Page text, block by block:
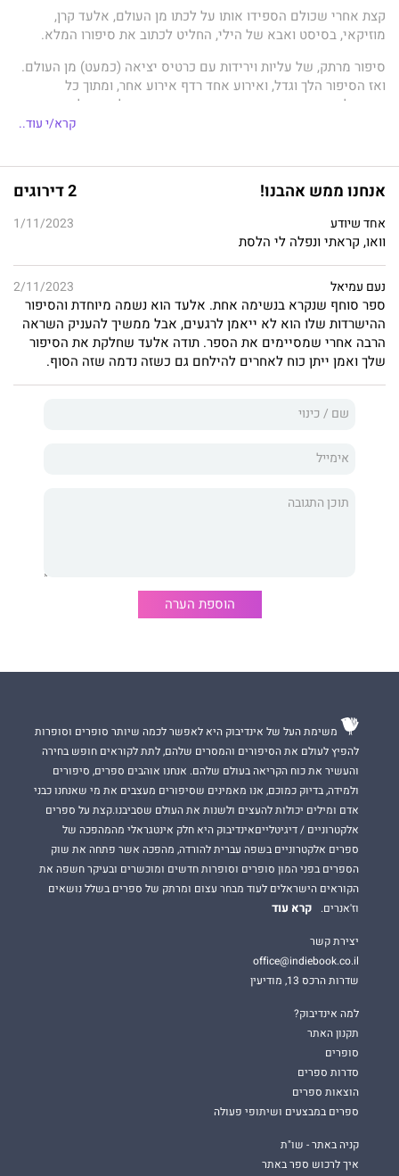
קצת אחרי שכולם הספידו אותו על לכתו מן העולם, אלעד קרן,
מוזיקאי, בסיסט ואבא של הילי, החליט לכתוב את סיפורו המלא.
סיפור מרתק, של עליות וירידות עם כרטיס יציאה (כמעט) מן העולם.
ואז הסיפור הלך וגדל, ואירוע אחד רדף אירוע אחר, ומתוך כל
האנדרלמוסיה הזאת, צמח ספר ששווה קריאה. על אף גילו הצעיר
(יחסית) במהלך חמישים שנותיו בעולם, הוא הספיק לעבור לא מעט
ולכל מה שהם מזמנים, ולראות שהרבה דברים שנראים סוף העולם,
הם התחלה של עולם חדש.
בגיל 38 גילה אלעד קרן, מוזיקאי, בסיסט והייטקיסט שיש לו לוקמיה.
באותו רגע הוא הרגיש שעולמו חרב עליו וכי ימיו ספורים. מאז עברו
שתים־עשרה שנים שבהן עבר טיפול כימותרפי אגרסיבי וטיפול
ביולוגי ממושך, אשר הציל את חייו כשנותרו לו רק כמה שבועות
לחיות.
באותן שנים הכיר בת זוג, נולדה לו ילדה, הוא התקדם בעבודה והמשיך
בלוקמיה, ובזכות ניסיונו הרב ובהתייעצות עם מיטב הרופאים במדינה
עליהם עם קבלת הידיעה המרה.
גם בספר. אם נפש אחת תתעודד בזכות הסיפור – הוא עשה את שלו.
קרא/י עוד..
אנחנו ממש אהבנו! 2 דירוגים
אחד שיודע 1/11/2023
וואו, קראתי ונפלה לי הלסת
נעם עמיאל 2/11/2023
ספר סוחף שנקרא בנשימה אחת. אלעד הוא נשמה מיוחדת והסיפור
ההישרדות שלו הוא לא ייאמן לרגעים, אבל ממשיך להעניק השראה
הרבה אחרי שמסיימים את הספר. תודה אלעד שחלקת את הסיפור
שלך ואמן ייתן כוח לאחרים להילחם גם כשזה נדמה שזה הסוף.
הוספת הערה
משימת העל של אינדיבוק היא לאפשר לכמה שיותר סופרים וסופרות
להפיץ לעולם את הסיפורים והמסרים שלהם, לתת לקוראים חופש בחירה
והעשיר את כוח הקריאה בעולם שלהם. אנחנו אוהבים ספרים, סיפורים
ולמידה, בדיוק כמוכם, אנו מאמינים שסיפורים מעצבים את מי שאנחנו כבני
אדם ומילים יכולות להעצים ולשנות את העולם שסביבנו.קצת על ספרים
אלקטרוניים / דיגיטלייםאינדיבוק היא חלק אינטגראלי מהמהפכה של
ספרים אלקטרוניים בשפה עברית להורדה, מהפכה אשר פתחה את שוק
הספרים בפני המון סופרים וסופרות חדשים ומוכשרים ובעיקר חשפה את
הקוראים הישראלים לעוד מבחר עצום ומרתק של ספרים בשלל נושאים
וז'אנרים.
קרא עוד
יצירת קשר
office@indiebook.co.il
שדרות הרכס 13, מודיעין
למה אינדיבוק?
תקנון האתר
סופרים
סדרות ספרים
הוצאות ספרים
ספרים במבצעים ושיתופי פעולה
קניה באתר - שו"ת
איך לרכוש ספר באתר